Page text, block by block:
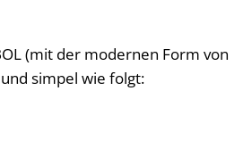
(mit der modernen Form von
und simpel wie folgt: